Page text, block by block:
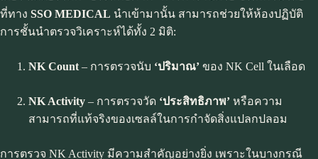
ที่ทาง SSO MEDICAL นำเข้ามานั้น สามารถช่วยให้ห้องปฏิบัติ
การชั้นนำตรวจวิเคราะห์ได้ทั้ง 2 มิติ:
NK Count – การตรวจนับ ‘ปริมาณ’ ของ NK Cell ในเลือด
NK Activity – การตรวจวัด ‘ประสิทธิภาพ’ หรือความ
สามารถที่แท้จริงของเซลล์ในการกำจัดสิ่งแปลกปลอม
การตรวจ NK Activity มีความสำคัญอย่างยิ่ง เพราะในบางกรณี